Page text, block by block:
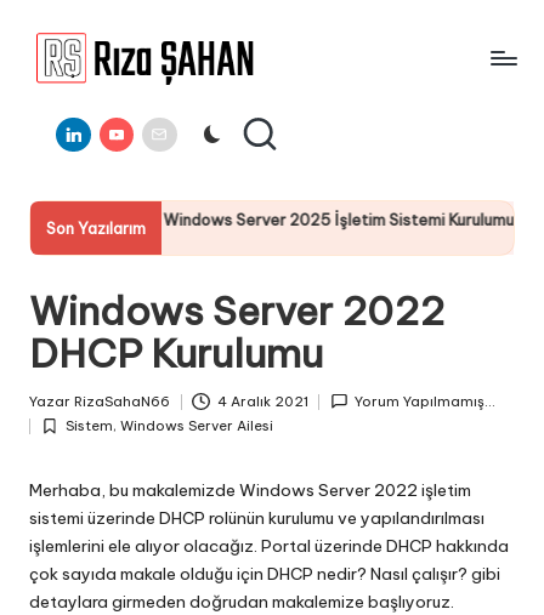
a
Ş
A
H
A
N
Bilgi
Paylaşım
LinkedinYoutube
E-
Mail
Son Yazılarım
Server 2025 İşletim Sistemi Kurulumu Server 2025
Windows Server 2022
DHCP Kurulumu
by
Yazar RizaSahaN66 4 Aralık 2021 Yorum Yapılmamış...
Posted
Sistem, Windows Server Ailesi
Merhaba, bu makalemizde Windows Server 2022 işletim
sistemi üzerinde DHCP rolünün kurulumu ve yapılandırılması
işlemlerini ele alıyor olacağız. Portal üzerinde DHCP hakkında
çok sayıda makale olduğu için DHCP nedir? Nasıl çalışır? gibi
detaylara girmeden doğrudan makalemize başlıyoruz.